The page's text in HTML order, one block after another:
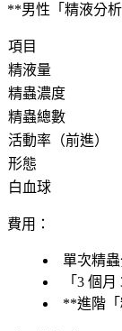
**男性「精液分析
項目
精液量
精蟲濃度
精蟲總數
活動率 （前進）
形態
白血球
費用 ：
單次精
「3 個
**進階「